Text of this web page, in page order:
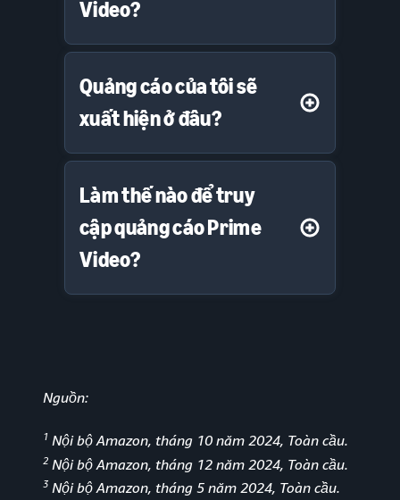
Video?
Quảng cáo của tôi sẽ
xuất hiện ở đâu?
Làm thế nào để truy
cập quảng cáo Prime
Video?
Nguồn:
1 Nội bộ Amazon, tháng 10 năm 2024, Toàn cầu.
2 Nội bộ Amazon, tháng 12 năm 2024, Toàn cầu.
3 Nội bộ Amazon, tháng 5 năm 2024, Toàn cầu.